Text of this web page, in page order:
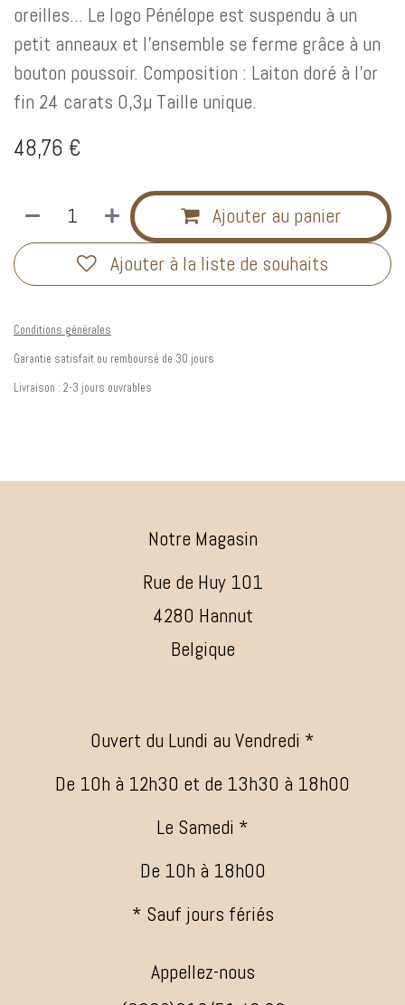
oreilles... Le logo Pénélope est suspendu à un
petit anneaux et l'ensemble se ferme grâce à un
bouton poussoir. Composition : Laiton doré à l'or
fin 24 carats 0,3µ Taille unique.
48,76 €
Ajouter au panier
Ajouter à la liste de souhaits
Conditions générales
Garantie satisfait ou remboursé de 30 jours
Livraison : 2-3 jours ouvrables
Notre Magasin
Rue de Huy 101
4280 Hannut
Belgique
Ouvert du Lundi au Vendredi *
De 10h à 12h30 et de 13h30 à 18h00
Le Samedi *
De 10h à 18h00
* Sauf jours fériés
Appellez-nous